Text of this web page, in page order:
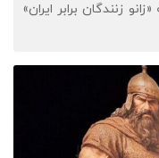
زنندگان برابر ایران»